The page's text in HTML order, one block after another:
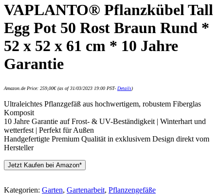
VAPLANTO® Pflanzkübel Tall
Egg Pot 50 Rost Braun Rund *
52 x 52 x 61 cm * 10 Jahre
Garantie
Amazon.de Price: 259,00€(as of 31/03/2023 19:00 PST- Details)
Ultraleichtes Pflanzgefäß aus hochwertigem, robustem Fiberglas
Komposit
10 Jahre Garantie auf Frost- & UV-Beständigkeit | Winterhart und
wetterfest | Perfekt für Außen
Handgefertigte Premium Qualität in exklusivem Design direkt vom
Hersteller
Jetzt Kaufen bei Amazon*
Kategorien: Garten, Gartenarbeit, Pflanzengefäße